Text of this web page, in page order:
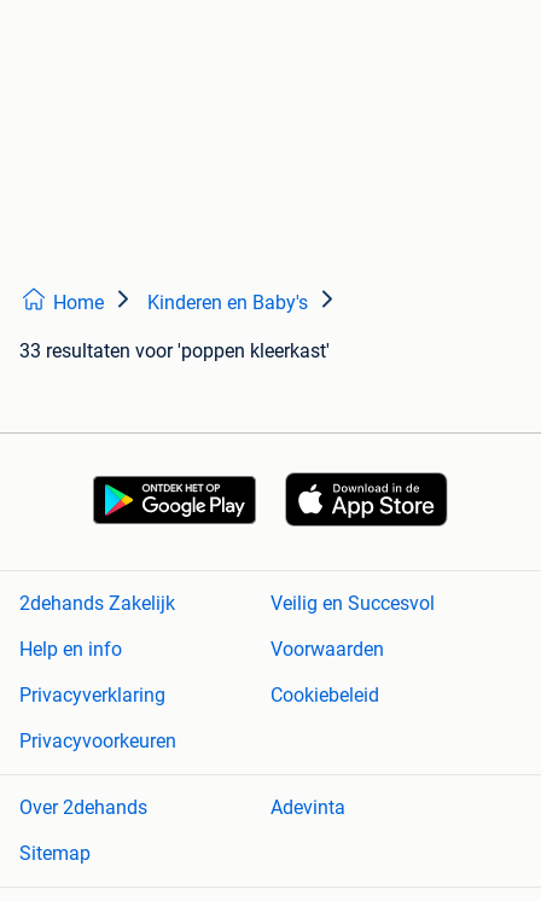
Home Kinderen en Baby's
33 resultaten voor 'poppen kleerkast'
2dehands Zakelijk
Veilig en Succesvol
Help en info
Voorwaarden
Privacyverklaring
Cookiebeleid
Privacyvoorkeuren
Over 2dehands
Adevinta
Sitemap